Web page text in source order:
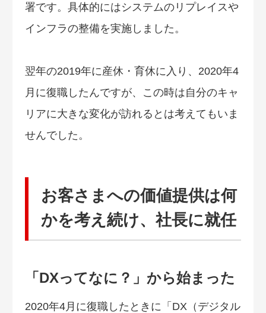
署です。具体的にはシステムのリプレイスや
インフラの整備を実施しました。
翌年の2019年に産休・育休に入り、2020年4
月に復職したんですが、この時は自分のキャ
リアに大きな変化が訪れるとは考えてもいま
せんでした。
お客さまへの価値提供は何
かを考え続け、社長に就任
「DXってなに？」から始まった
2020年4月に復職したときに「DX（デジタル